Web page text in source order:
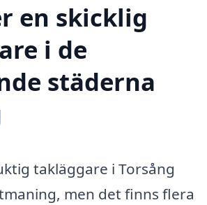
en skicklig
i de
städerna
takläggare i Torsång
men det finns flera